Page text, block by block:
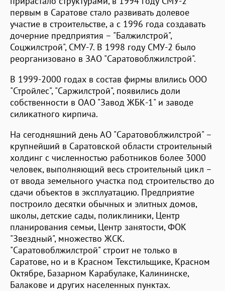
первым в Саратове стало развивать долевое
участие в строительстве, а с 1996 года создавать
дочерние предприятия – "Балжилстрой",
Соцжилстрой", СМУ-7. В 1998 году СМУ-2 было
реорганизовано в ЗАО "Саратовоблжилстрой".
В 1999-2000 годах в состав фирмы влились ООО
"Стройлес", "Саржилстрой", появились доли
собственности в ОАО "Завод ЖБК-1" и заводе
силикатного кирпича.
На сегодняшний день АО "Саратовоблжилстрой" –
крупнейший в Саратовской области строительный
холдинг с численностью работников более 3000
человек, выполняющий весь строительный цикл –
от ввода земельного участка под строительство до
сдачи объектов в эксплуатацию. Предприятие
построило десятки обычных и элитных домов,
школы, детские сады, поликлиники, Центр
планирования семьи, Центр занятости, ФОК
"Звездный", множество ЖСК.
"Саратовоблжилстрой" строит не только в
Саратове, но и в Красном Текстильщике, Красном
Октябре, Базарном Карабулаке, Калининске,
Балакове и других населенных пунктах.